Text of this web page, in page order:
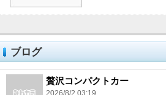
ブログ
贅沢コンパクトカー
2026/8/2 03:19